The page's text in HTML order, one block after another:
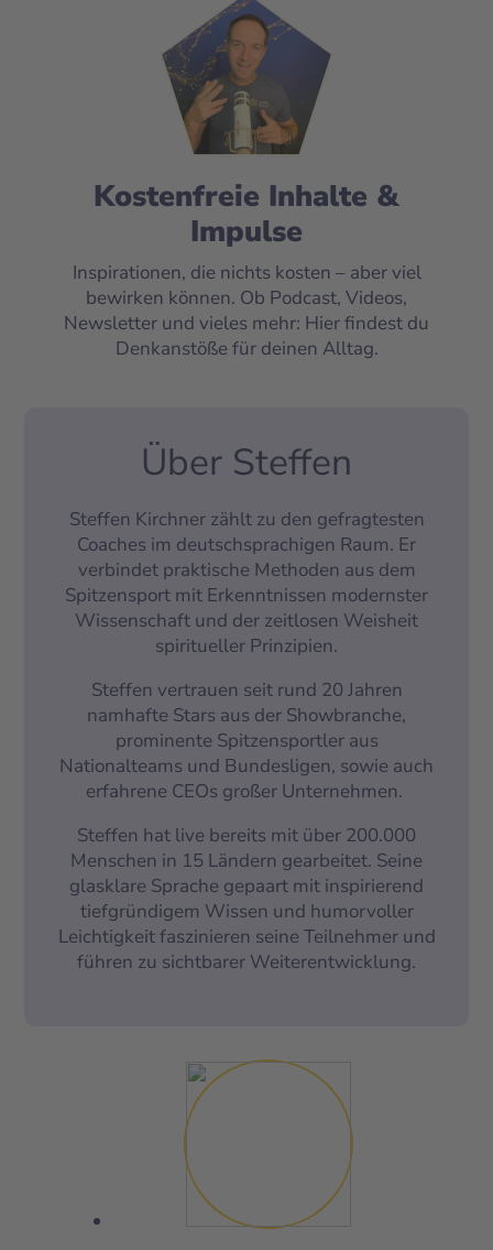
Kostenfreie Inhalte &
Impulse
Inspirationen, die nichts kosten – aber viel
bewirken können. Ob Podcast, Videos,
Newsletter und vieles mehr: Hier findest du
Denkanstöße für deinen Alltag.
Über Steffen
Steffen Kirchner zählt zu den gefragtesten
Coaches im deutschsprachigen Raum. Er
verbindet praktische Methoden aus dem
Spitzensport mit Erkenntnissen modernster
Wissenschaft und der zeitlosen Weisheit
spiritueller Prinzipien.
Steffen vertrauen seit rund 20 Jahren
namhafte Stars aus der Showbranche,
prominente Spitzensportler aus
Nationalteams und Bundesligen, sowie auch
erfahrene CEOs großer Unternehmen.
Steffen hat live bereits mit über 200.000
Menschen in 15 Ländern gearbeitet. Seine
glasklare Sprache gepaart mit inspirierend
tiefgründigem Wissen und humorvoller
Leichtigkeit faszinieren seine Teilnehmer und
führen zu sichtbarer Weiterentwicklung.